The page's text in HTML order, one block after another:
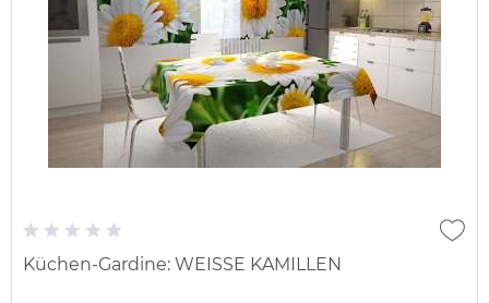
Küchen-Gardine: WEISSE KAMILLEN